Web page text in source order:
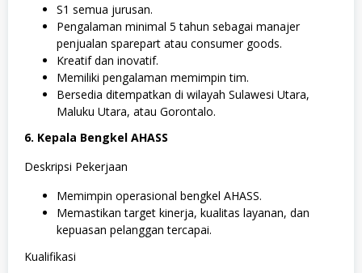
S1 semua jurusan.
Pengalaman minimal 5 tahun sebagai manajer
penjualan sparepart atau consumer goods.
Kreatif dan inovatif.
Memiliki pengalaman memimpin tim.
Bersedia ditempatkan di wilayah Sulawesi Utara,
Maluku Utara, atau Gorontalo.
6. Kepala Bengkel AHASS
Deskripsi Pekerjaan
Memimpin operasional bengkel AHASS.
Memastikan target kinerja, kualitas layanan, dan
kepuasan pelanggan tercapai.
Kualifikasi